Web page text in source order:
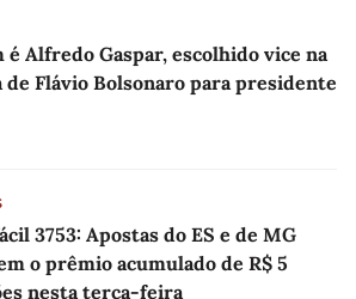
é Alfredo Gaspar, escolhido vice na
de Flávio Bolsonaro para presidente
3753: Apostas do ES e de MG
o prêmio acumulado de R$ 5
nesta terça-feira